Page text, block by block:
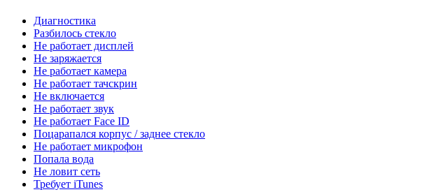
Диагностика
Разбилось стекло
Не работает дисплей
Не заряжается
Не работает камера
Не работает тачскрин
Не включается
Не работает звук
Не работает Face ID
Поцарапался корпус / заднее стекло
Не работает микрофон
Попала вода
Не ловит сеть
Требует iTunes